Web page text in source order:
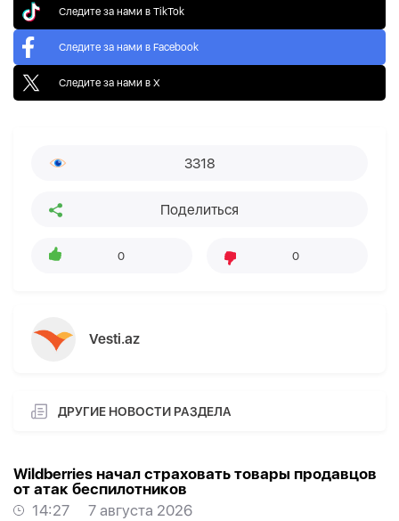
Следите за нами в TikTok
Следите за нами в Facebook
Следите за нами в X
3318
Поделиться
0 0
Vesti.az
ДРУГИЕ НОВОСТИ РАЗДЕЛА
Wildberries начал страховать товары продавцов
от атак беспилотников
14:27
7 августа 2026